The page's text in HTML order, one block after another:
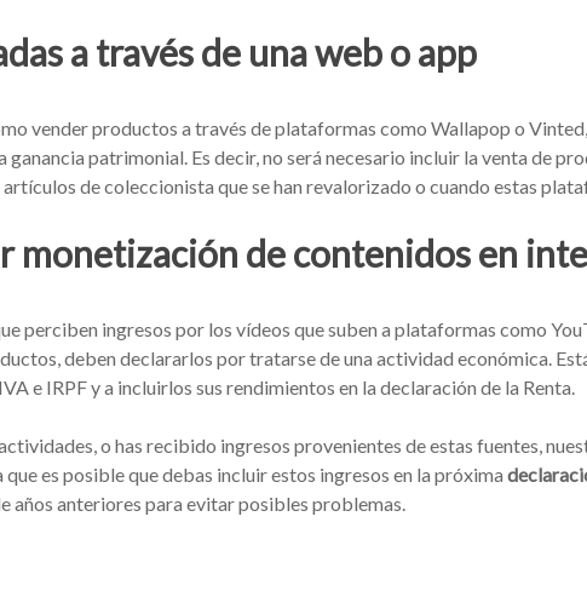
a través de una web o app
vender productos a través de plataformas como Wallapop o
ganancia patrimonial. Es decir, no será necesario incluir la venta de
de coleccionista que se han revalorizado o cuando estas
monetización de contenidos en
perciben ingresos por los vídeos que suben a plataformas como
deben declararlos por tratarse de una actividad económica.
e IRPF y a incluirlos sus rendimientos en la declaración de la Renta.
o has recibido ingresos provenientes de estas fuentes,
que es posible que debas incluir estos ingresos en la próxima
años anteriores para evitar posibles problemas.